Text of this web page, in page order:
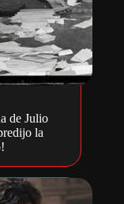
de Julio
la